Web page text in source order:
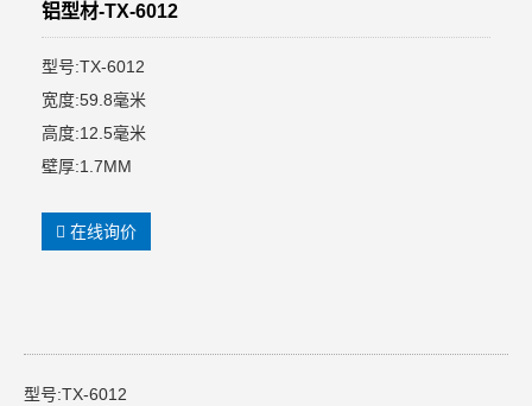
铝型材-TX-6012
型号:TX-6012
宽度:59.8毫米
高度:12.5毫米
壁厚:1.7MM
在线询价
型号:TX-6012